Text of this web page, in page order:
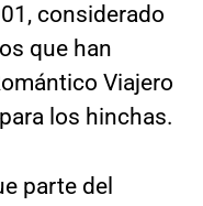
considerado
que han
Viajero
los hinchas.
parte del